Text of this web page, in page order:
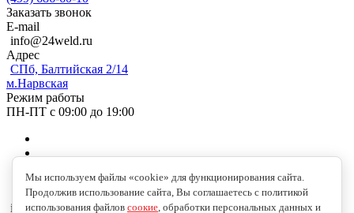
Заказать звонок
E-mail
info@24weld.ru
Адрес
СПб, Балтийская 2/14
м.Нарвская
Режим работы
ПН-ПТ с 09:00 до 19:00
info@24weld.ru
Мы используем файлы «cookie» для функционирования сайта.
Продолжив использование сайта, Вы соглашаетесь с политикой
использования файлов соокие, обработки персональных данных и